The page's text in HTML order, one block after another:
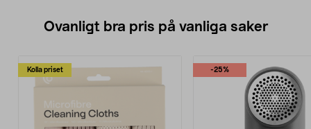
Ovanligt bra pris på vanliga saker
Kolla priset -25%